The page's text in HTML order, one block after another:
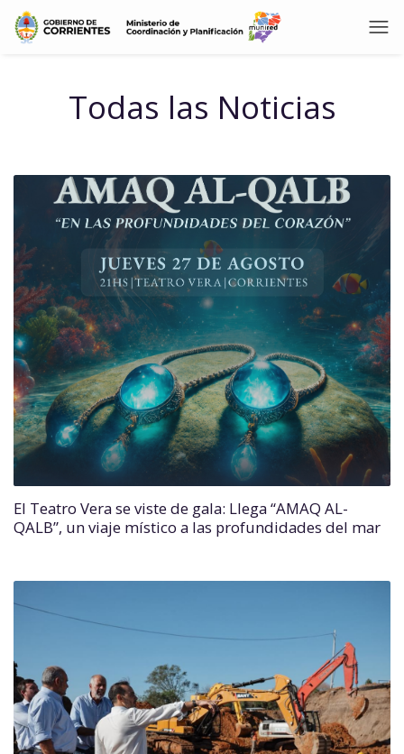
Todas las Noticias
El Teatro Vera se viste de gala: Llega “AMAQ AL-
QALB”, un viaje místico a las profundidades del mar